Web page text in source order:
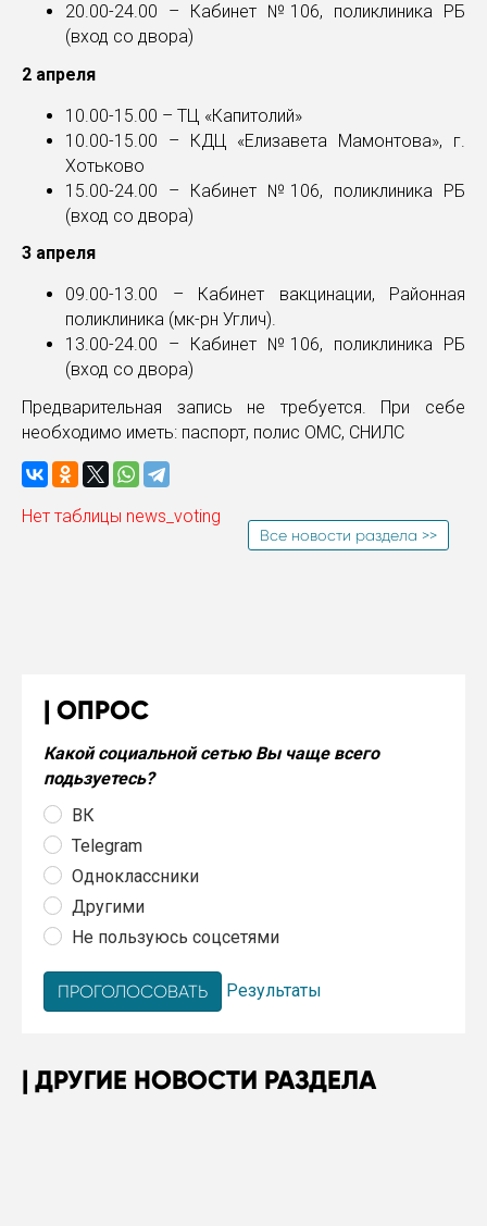
20.00-24.00 – Кабинет №106, поликлиника РБ
(вход со двора)
2 апреля
10.00-15.00 – ТЦ «Капитолий»
10.00-15.00 – КДЦ «Елизавета Мамонтова», г.
Хотьково
15.00-24.00 – Кабинет №106, поликлиника РБ
(вход со двора)
3 апреля
09.00-13.00 – Кабинет вакцинации, Районная
поликлиника (мк-рн Углич).
13.00-24.00 – Кабинет №106, поликлиника РБ
(вход со двора)
Предварительная запись не требуется. При себе
необходимо иметь: паспорт, полис ОМС, СНИЛС
Нет таблицы news_voting
Все новости раздела >>
ОПРОС
Какой социальной сетью Вы чаще всего
подьзуетесь?
ВК
Telegram
Одноклассники
Другими
Не пользуюсь соцсетями
Результаты
ДРУГИЕ НОВОСТИ РАЗДЕЛА